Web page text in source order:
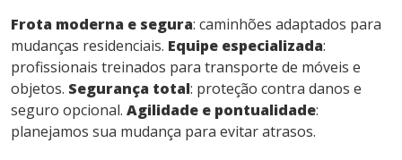
Frota moderna e segura: caminhões adaptados para
mudanças residenciais. Equipe especializada:
profissionais treinados para transporte de móveis e
objetos. Segurança total: proteção contra danos e
seguro opcional. Agilidade e pontualidade:
planejamos sua mudança para evitar atrasos.